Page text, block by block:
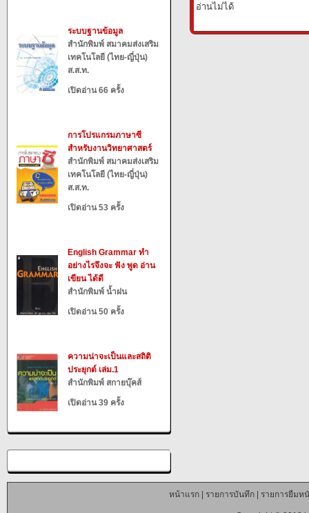
ระบบฐานข้อมูล
สำนักพิมพ์ สมาคมส่งเสริม
เทคโนโลยี (ไทย-ญี่ปุ่น)
ส.ส.ท.
เปิดอ่าน 66 ครั้ง
การโปรแกรมภาษาซี
สำหรับงานวิทยาศาสตร์
สำนักพิมพ์ สมาคมส่งเสริม
เทคโนโลยี (ไทย-ญี่ปุ่น)
ส.ส.ท.
เปิดอ่าน 53 ครั้ง
English Grammar ทำ
อย่างไรจึงจะ ฟัง พูด อ่าน
เขียน ได้ดี
สำนักพิมพ์ น้ำฝน
เปิดอ่าน 50 ครั้ง
ความน่าจะเป็นและสถิติ
ประยุกต์ เล่ม.1
สำนักพิมพ์ สกายบุ๊คส์
เปิดอ่าน 39 ครั้ง
อ่านไม่ได้
หน้าแรก| รายการบันทึก| รายการยืมห